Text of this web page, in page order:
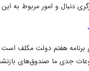
دنبال و امور مربوط به
برنامه هفتم دولت مکلف
جدی ما صندوق‌های